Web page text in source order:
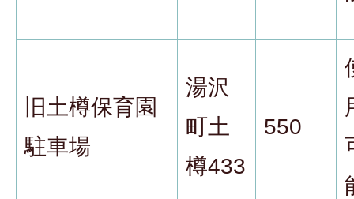
旧土樽保育園
駐車場
湯沢
町土
樽433
550